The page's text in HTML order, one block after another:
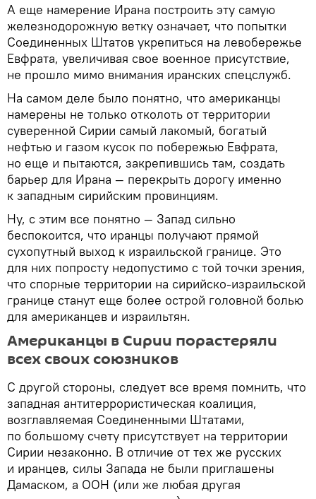
А еще намерение Ирана построить эту самую
железнодорожную ветку означает, что попытки
Соединенных Штатов укрепиться на левобережье
Евфрата, увеличивая свое военное присутствие,
не прошло мимо внимания иранских спецслужб.
На самом деле было понятно, что американцы
намерены не только отколоть от территории
суверенной Сирии самый лакомый, богатый
нефтью и газом кусок по побережью Евфрата,
но еще и пытаются, закрепившись там, создать
барьер для Ирана — перекрыть дорогу именно
к западным сирийским провинциям.
Ну, с этим все понятно — Запад сильно
беспокоится, что иранцы получают прямой
сухопутный выход к израильской границе. Это
для них попросту недопустимо с той точки зрения,
что спорные территории на сирийско-израильской
границе станут еще более острой головной болью
для американцев и израильтян.
Американцы в Сирии порастеряли
всех своих союзников
С другой стороны, следует все время помнить, что
западная антитеррористическая коалиция,
возглавляемая Соединенными Штатами,
по большому счету присутствует на территории
Сирии незаконно. В отличие от тех же русских
и иранцев, силы Запада не были приглашены
Дамаском, а ООН (или же любая другая